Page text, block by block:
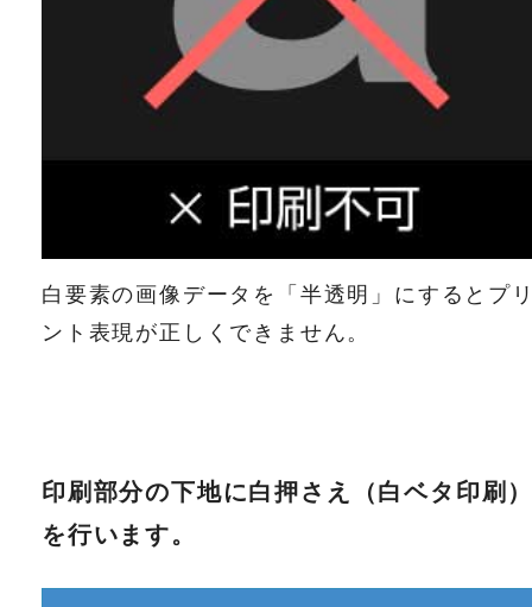
白要素の画像データを「半透明」にするとプ
ント表現が正しくできません。
印刷部分の下地に白押さえ（白ベタ印刷
を行います。